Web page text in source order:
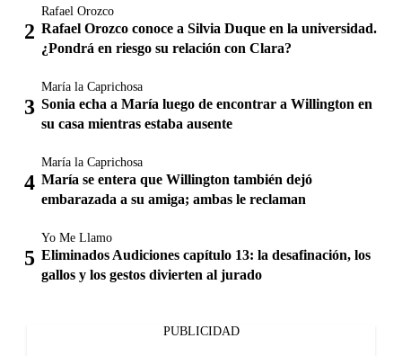
Rafael Orozco
Rafael Orozco conoce a Silvia Duque en la universidad.
¿Pondrá en riesgo su relación con Clara?
María la Caprichosa
Sonia echa a María luego de encontrar a Willington en
su casa mientras estaba ausente
María la Caprichosa
María se entera que Willington también dejó
embarazada a su amiga; ambas le reclaman
Yo Me Llamo
Eliminados Audiciones capítulo 13: la desafinación, los
gallos y los gestos divierten al jurado
PUBLICIDAD